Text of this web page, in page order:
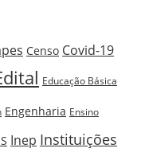
Censo Covid-19
Educação Básica
Engenharia Ensino
Inep Instituições